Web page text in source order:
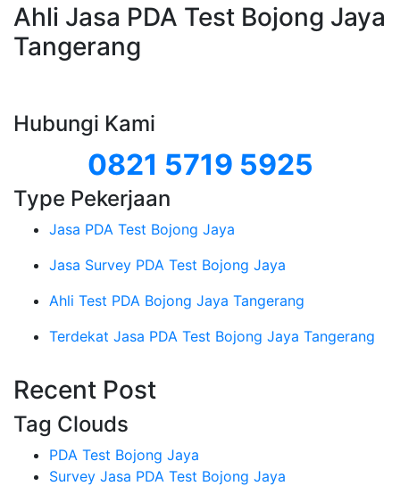
Ahli Jasa PDA Test Bojong Jaya
Tangerang
Hubungi Kami
0821 5719 5925
Type Pekerjaan
Jasa PDA Test Bojong Jaya
Jasa Survey PDA Test Bojong Jaya
Ahli Test PDA Bojong Jaya Tangerang
Terdekat Jasa PDA Test Bojong Jaya Tangerang
Recent Post
Tag Clouds
PDA Test Bojong Jaya
Survey Jasa PDA Test Bojong Jaya